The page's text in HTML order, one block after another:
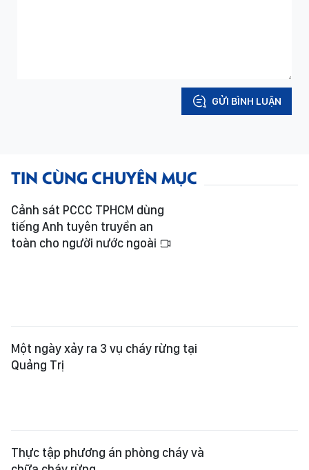
GỬI BÌNH LUẬN
TIN CÙNG CHUYÊN MỤC
Cảnh sát PCCC TPHCM dùng
tiếng Anh tuyên truyền an
toàn cho người nước ngoài
Một ngày xảy ra 3 vụ cháy rừng tại
Quảng Trị
Thực tập phương án phòng cháy và